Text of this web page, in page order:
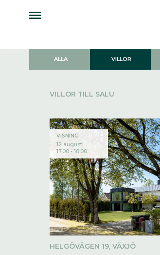
ALLA VILLOR
VILLOR TILL SALU
VISNING
12 augusti
17.00 - 18.00
HELGÖVÄGEN 19, VÄXJÖ